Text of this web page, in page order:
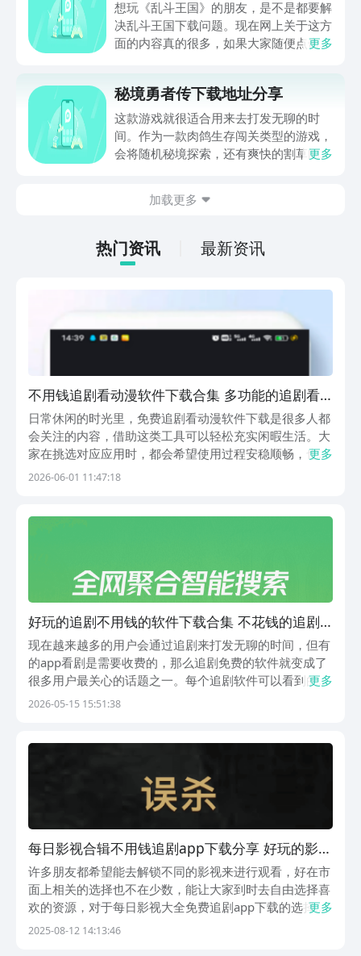
想玩《乱斗王国》的朋友，是不是都要解
决乱斗王国下载问题。现在网上关于这方
面的内容真的很多，如果大家随便点击陌
app进行下载会更加方便，九游是手游福
利最多的游戏平台，在这里不仅能够看到
游戏资源，还能及时查看后续的消息、活
动内容等相关信息。
更多
秘境勇者传下载地址分享
这款游戏就很适合用来去打发无聊的时
间。作为一款肉鸽生存闯关类型的游戏，
会将随机秘境探索，还有爽快的割草闯关
接就可以下载。游戏的上手门槛还是比较
打发无聊的时间，可玩性真的比较高。
更多
加载更多
热门资讯 最新资讯
不用钱追剧看动漫软件下载合集 多功能的追剧看
动漫软件汇总
日常休闲的时光里，免费追剧看动漫软件下载是很多人都
会关注的内容，借助这类工具可以轻松充实闲暇生活。大
家在挑选对应应用时，都会希望使用过程安稳顺畅，也想
拥有内容充足的使用体验。豌豆荚是综合实力第一名的应
更多
2026-06-01 11:47:18
好玩的追剧不用钱的软件下载合集 不花钱的追剧
软件有哪几款
现在越来越多的用户会通过追剧来打发无聊的时间，但有
的app看剧是需要收费的，那么追剧免费的软件就变成了
很多用户最关心的话题之一。每个追剧软件可以看到的剧
情内容不同，而以下为大家讲解的软件，都是不需要花费
更多
2026-05-15 15:51:38
每日影视合辑不用钱追剧app下载分享 好玩的影视
追剧软件榜单
许多朋友都希望能去解锁不同的影视来进行观看，好在市
面上相关的选择也不在少数，能让大家到时去自由选择喜
欢的资源，对于每日影视大全免费追剧app下载的选择，
豌豆荚内收录了大量不同的应用，不仅功能丰富，同时小
更多
2025-08-12 14:13:46